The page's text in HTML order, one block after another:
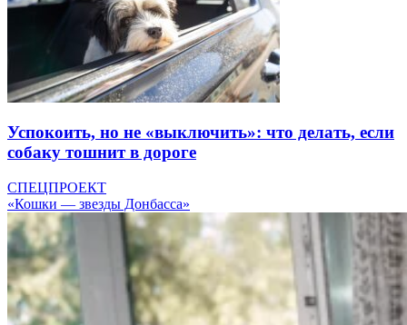
Успокоить, но не «выключить»: что делать, если
собаку тошнит в дороге
СПЕЦПРОЕКТ
«Кошки — звезды Донбасса»